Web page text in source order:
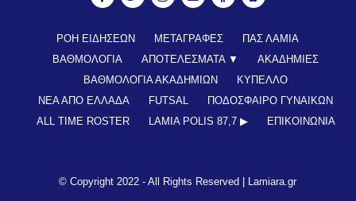
ΡΟΗ ΕΙΔΗΣΕΩΝ ΜΕΤΑΓΡΑΦΕΣ
ΠΑΣ ΛΑΜΙΑ
ΒΑΘΜΟΛΟΓΙΑ
ΑΠΟΤΕΛΕΣΜΑΤΑ ▼
ΑΚΑΔΗΜΙΕΣ
ΒΑΘΜΟΛΟΓΙΑ ΑΚΑΔΗΜΙΩΝ
ΚΥΠΕΛΛΟ
ΝΕΑ ΑΠΟ ΕΛΛΑΔΑ
FUTSAL
ΠΟΔΟΣΦΑΙΡΟ ΓΥΝΑΙΚΩΝ
ALL TIME ROSTER
LAMIA POLIS 87,7 ▶︎ ΕΠΙΚΟΙΝΩΝΊΑ
© Copyright 2022 - All Rights Reserved | Lamiara.gr